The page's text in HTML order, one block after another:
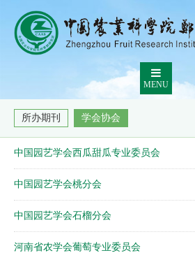
MENU
所办期刊 学会协会
中国园艺学会西瓜甜瓜专业委员会
中国园艺学会桃分会
中国园艺学会石榴分会
河南省农学会葡萄专业委员会